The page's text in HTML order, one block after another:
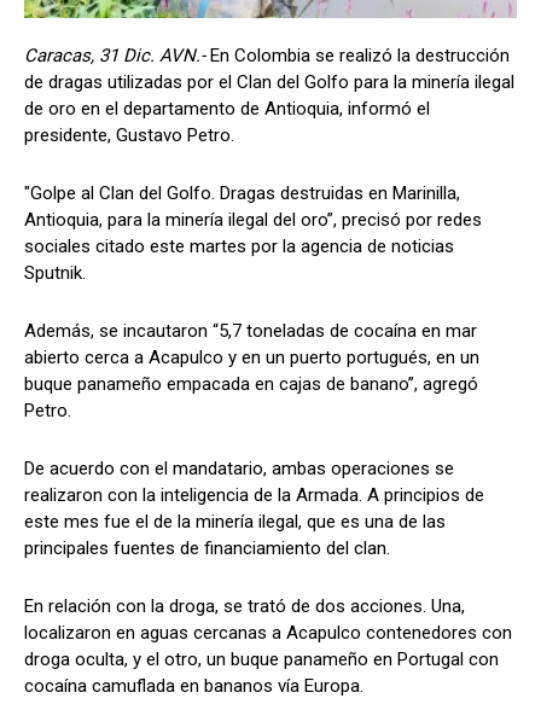
Caracas, 31 Dic. AVN.-En Colombia se realizó la destrucción
de dragas utilizadas por el Clan del Golfo para la minería ilegal
de oro en el departamento de Antioquia, informó el
presidente, Gustavo Petro.
"Golpe al Clan del Golfo. Dragas destruidas en Marinilla,
Antioquia, para la minería ilegal del oro”, precisó por redes
sociales citado este martes por la agencia de noticias
Sputnik.
Además, se incautaron “5,7 toneladas de cocaína en mar
abierto cerca a Acapulco y en un puerto portugués, en un
buque panameño empacada en cajas de banano”, agregó
Petro.
De acuerdo con el mandatario, ambas operaciones se
realizaron con la inteligencia de la Armada. A principios de
este mes fue el de la minería ilegal, que es una de las
principales fuentes de financiamiento del clan.
En relación con la droga, se trató de dos acciones. Una,
localizaron en aguas cercanas a Acapulco contenedores con
droga oculta, y el otro, un buque panameño en Portugal con
cocaína camuflada en bananos vía Europa.